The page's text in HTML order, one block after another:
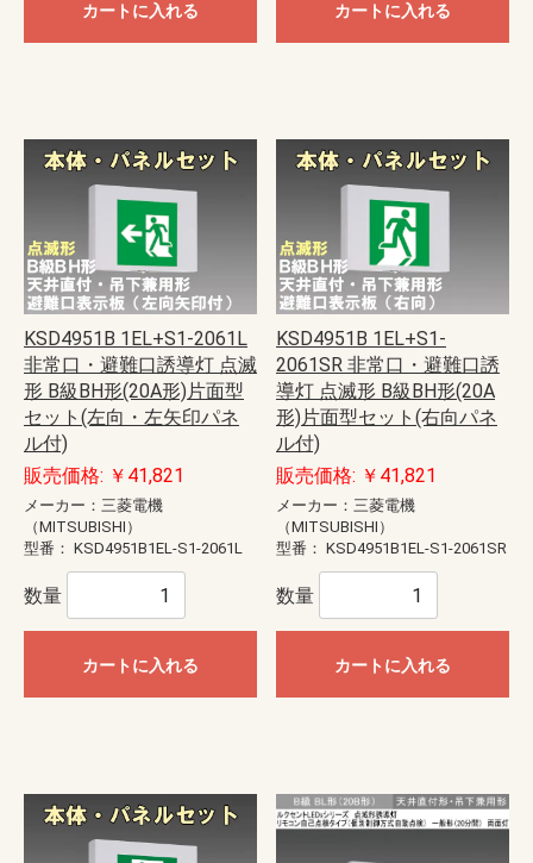
カートに入れる カートに入れる
KSD4951B 1EL+S1-2061L
非常口・避難口誘導灯 点滅
形 B級BH形(20A形)片面型
セット(左向・左矢印パネ
ル付)
販売価格: ￥41,821
メーカー：三菱電機
（MITSUBISHI）
型番： KSD4951B1EL-S1-2061L
数量
カートに入れる
KSD4951B 1EL+S1-
2061SR 非常口・避難口誘
導灯 点滅形 B級BH形(20A
形)片面型セット(右向パネ
ル付)
販売価格: ￥41,821
メーカー：三菱電機
（MITSUBISHI）
型番： KSD4951B1EL-S1-2061SR
数量
カートに入れる